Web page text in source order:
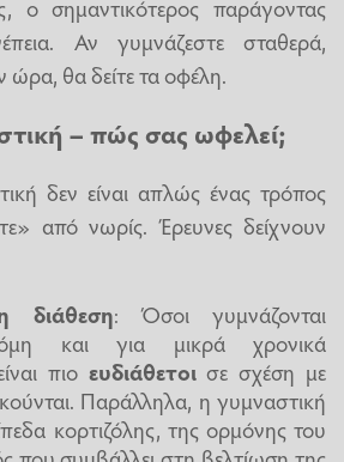
ο σημαντικότερος παράγοντας
Αν γυμνάζεστε σταθερά,
ώρα, θα δείτε τα οφέλη.
– πώς σας ωφελεί;
δεν είναι απλώς ένας τρόπος
από νωρίς. Έρευνες δείχνουν
διάθεση: Όσοι γυμνάζονται
και για μικρά χρονικά
πιο ευδιάθετοισε σχέση με
Παράλληλα, η γυμναστική
κορτιζόλης, της ορμόνης του